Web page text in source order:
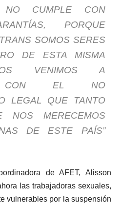
NO CUMPLE CON
PORQUE
SOMOS SERES
DE ESTA MISMA
VENIMOS A
CON EL NO
LEGAL QUE TANTO
NOS MERECEMOS
DE ESTE PAÍS”
de AFET, Alisson
las trabajadoras sexuales,
vulnerables por la suspensión